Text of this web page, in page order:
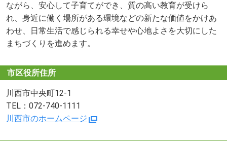
ながら、安心して子育てができ、質の高い教育が受けら
れ、身近に働く場所がある環境などの新たな価値をかけあ
わせ、日常生活で感じられる幸せや心地よさを大切にした
まちづくりを進めます。
市区役所住所
川西市中央町12-1
TEL：072-740-1111
川西市のホームページ